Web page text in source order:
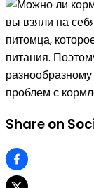
вы взяли на
питомца,
питания.
проблем с
Share on